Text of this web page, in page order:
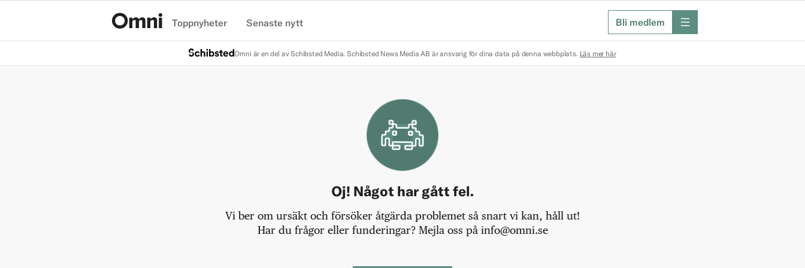
Toppnyheter Senaste nytt Bli medlem meny
Omni är en del av Schibsted Media. Schibsted News Media AB är ansvarig för dina data på denna webbplats. Läs mer här
Oj! Något har gått fel.
Vi ber om ursäkt och försöker åtgärda problemet så snart vi kan, håll ut!
Har du frågor eller funderingar? Mejla oss på info@omni.se